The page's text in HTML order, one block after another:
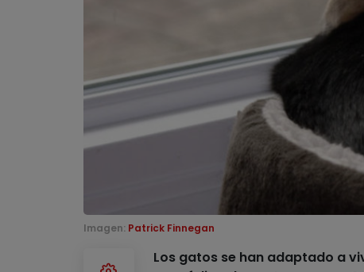
Imagen: Patrick Finnegan
Los gatos se han adaptado a